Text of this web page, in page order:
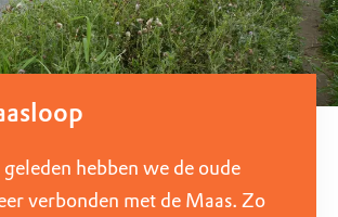
hebben we de oude
verbonden met de Maas. Zo